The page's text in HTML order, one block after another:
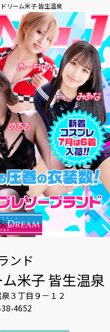
リーム米子 皆生温泉
ンド
米子 皆生温泉
３丁目９－１２
4652